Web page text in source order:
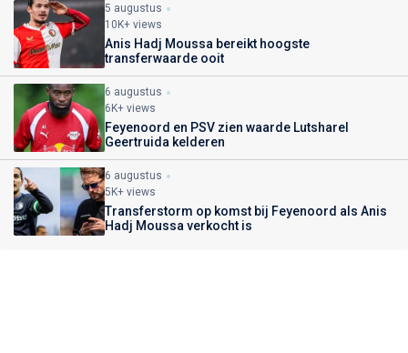
5 augustus
10K+ views
Anis Hadj Moussa bereikt hoogste
transferwaarde ooit
6 augustus
6K+ views
Feyenoord en PSV zien waarde Lutsharel
Geertruida kelderen
6 augustus
5K+ views
Transferstorm op komst bij Feyenoord als Anis
Hadj Moussa verkocht is